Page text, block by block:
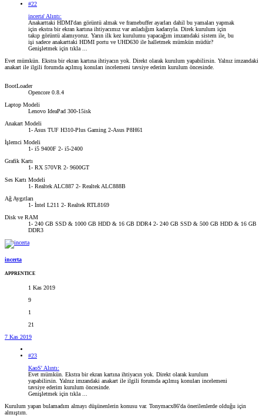
#22
incerta' Alıntı:
Anakarttaki HDMI'dan görüntü almak ve framebuffer ayarları dahil bu yamaları yapmak
için ekstra bir ekran kartına ihtiyacımız var anladığım kadarıyla. Direk kurulum için
takıp görüntü alamıyoruz. Yarın ilk kez kurulumu yapacağım imzamdaki sistem ile, bu
işi sadece anakarttaki HDMI portu ve UHD630 ile halletmek mümkün müdür?
Genişletmek için tıkla ...
Evet mümkün. Ekstra bir ekran kartına ihtiyacın yok. Direkt olarak kurulum yapabilirsin. Yalnız imzandaki
anakart ile ilgili forumda açılmış konuları incelemeni tavsiye ederim kurulum öncesinde.
BootLoader
Opencore 0.8.4
Laptop Modeli
Lenovo IdeaPad 300-15isk
Anakart Modeli
1- Asus TUF H310-Plus Gaming 2-Asus P8H61
İşlemci Modeli
1- i5 9400F 2- i5-2400
Grafik Kartı
1- RX 570VR 2- 9600GT
Ses Kartı Modeli
1- Realtek ALC887 2- Realtek ALC888B
Ağ Aygıtları
1- İntel L211 2- Realtek RTL8169
Disk ve RAM
1- 240 GB SSD & 1000 GB HDD & 16 GB DDR4 2- 240 GB SSD & 500 GB HDD & 16 GB
DDR3
incerta
APPRENTICE
1 Kas 2019
9
1
21
7 Kas 2019
#23
KaoS' Alıntı:
Evet mümkün. Ekstra bir ekran kartına ihtiyacın yok. Direkt olarak kurulum
yapabilirsin. Yalnız imzandaki anakart ile ilgili forumda açılmış konuları incelemeni
tavsiye ederim kurulum öncesinde.
Genişletmek için tıkla ...
Kurulum yapan bulamadım almayı düşünenlerin konusu var. Tonymacx86'da önerilenlerde olduğu için
almıştım.